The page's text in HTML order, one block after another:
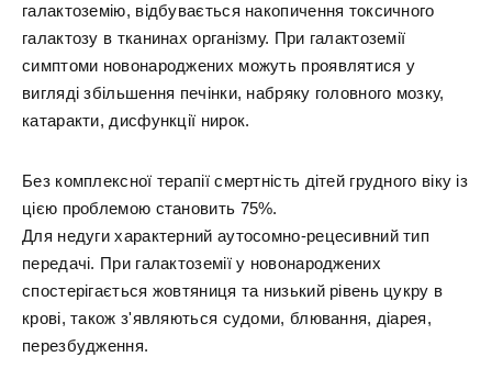
галактоземію, відбувається накопичення токсичного
галактозу в тканинах організму. При галактоземії
симптоми новонароджених можуть проявлятися у
вигляді збільшення печінки, набряку головного мозку,
катаракти, дисфункції нирок.
Без комплексної терапії смертність дітей грудного віку із
цією проблемою становить 75%.
Для недуги характерний аутосомно-рецесивний тип
передачі. При галактоземії у новонароджених
спостерігається жовтяниця та низький рівень цукру в
крові, також з'являються судоми, блювання, діарея,
перезбудження.